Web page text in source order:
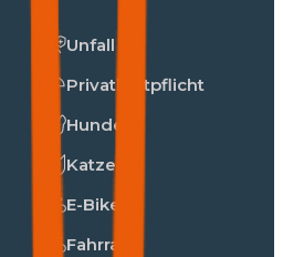
Unfall
Privathaftpflicht
Hunde
Katzen
E-Bike
Fahrrad